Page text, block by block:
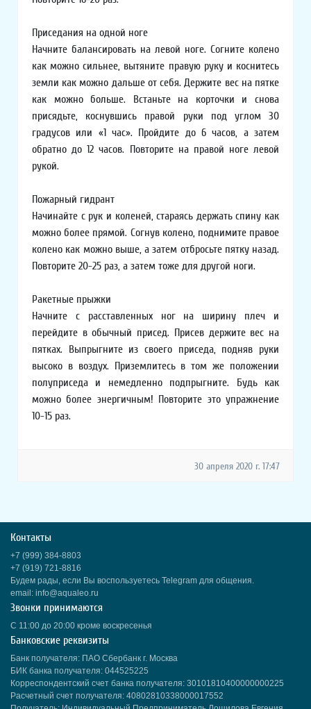
Приседания на одной ноге
Начните балансировать на левой ноге. Согните колено
как можно сильнее, вытяните правую руку и коснитесь
земли как можно дальше от себя. Держите вес на пятке
как можно больше. Встаньте на корточки и снова
присядьте, коснувшись правой руки под углом 30
градусов или «1 час». Пройдите до 6 часов, а затем
обратно до 12 часов. Повторите на правой ноге левой
рукой.
Пожарный гидрант
Начинайте с рук и коленей, стараясь держать спину как
можно более прямой. Согнув колено, поднимите правое
колено как можно выше, а затем отбросьте пятку назад.
Повторите 20-25 раз, а затем тоже для другой ноги.
Ракетные прыжки
Начните с расставленных ног на ширину плеч и
перейдите в обычный присед. Присев держите вес на
пятках. Выпрыгните из своего приседа, подняв руки
высоко в воздух. Приземлитесь в том же положении
полуприседа и немедленно подпрыгните. Будь как
можно более энергичным! Повторите это упражнение
10-15 раз.
30 апреля 2020 г. 17:47
Контакты
+7 (999) 384-8803
+7 (919) 721-8816
Будем рады, если Вы воспользуетесь Telegram для общения.
email: info@aqualeo.ru
Звонки принимаются
С 11:00 до 20:00 кроме воскресенья
Банковские реквизиты
Банк получателя: ПАО Сбербанк г. Москва
БИК банка получателя: 044525225
Корреспондентский счет банка получателя: 30101810400000000225
Расчетный счет получателя: 40802810338000017552